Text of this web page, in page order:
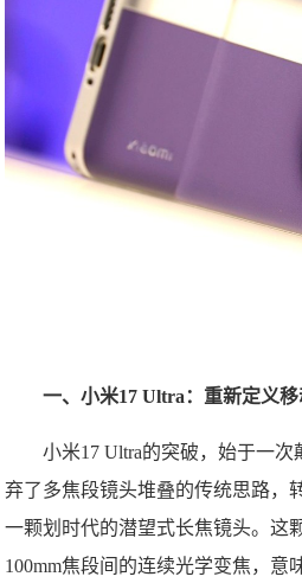
一、小米17 Ultra：重新定义
小米17 Ultra的突破，始于一
弃了多焦段镜头堆叠的传统思路，
一颗划时代的潜望式长焦镜头。这
100mm焦段间的连续光学变焦，意